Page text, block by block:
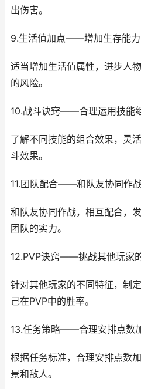
出伤害。
9.生活值加点——增加生存能力
适当增加生活值属性，进步人
的风险。
10.战斗诀窍——合理运用技能
了解不同技能的组合效果，灵
斗效果。
11.团队配合——和队友协同作
和队友协同作战，相互配合，
团队的实力。
12.PVP诀窍——挑战其他玩家
针对其他玩家的不同特征，制
己在PVP中的胜率。
13.任务策略——合理安排点数
根据任务标准，合理安排点数
景和敌人。